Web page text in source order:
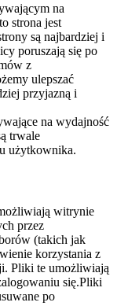
na
strona jest
są najbardziej i
poruszają się po
z
ulepszać
przyjazną i
na wydajność
trwale
użytkownika.
witrynie
przez
(takich jak
korzystania z
Pliki te umożliwiają
się.Pliki
po